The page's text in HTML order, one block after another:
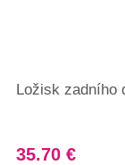
Ložisk zadního
35.70 €